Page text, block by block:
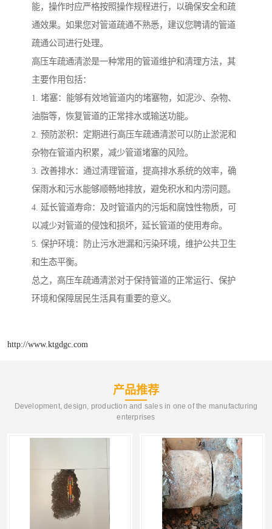
能，操作时应严格按照操作规程进行，以确保安全和疏
通效果。如果您对管道疏通不熟悉，建议您聘请的管道
疏通公司进行处理。
高压车疏通清淤是一种常用的管道维护和清理方法，其
主要作用包括：
1. 堵塞：能够有效地管道内的堵塞物，如泥沙、杂物、
油脂等，恢复管道的正常排水或输送功能。
2. 预防淤积：定期进行高压车疏通清淤可以防止淤泥和
杂物在管道内积累，减少管道堵塞的风险。
3. 改善排水：通过清理管道，提高排水系统的效率，确
保雨水和污水能够顺畅地排放，避免积水和内涝问题。
4. 延长管道寿命：及时管道内的污垢和腐蚀性物质，可
以减少对管道的侵蚀和损坏，延长管道的使用寿命。
5. 保护环境：防止污水泄漏和污染环境，维护公共卫生
和生态平衡。
总之，高压车疏通清淤对于保持管道的正常运行、保护
环境和保障居民生活具有重要的意义。
http://www.ktgdgc.com
产品推荐
Development, design, production and sales in one of the manufacturing
enterprises